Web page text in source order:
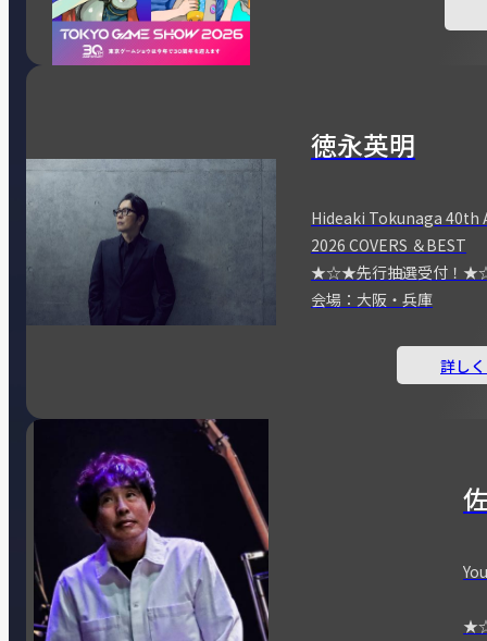
徳永英明
Hideaki Tokunaga 40th
2026 COVERS ＆BEST
★☆★先行抽選受付！
会場：大阪・兵庫
詳し